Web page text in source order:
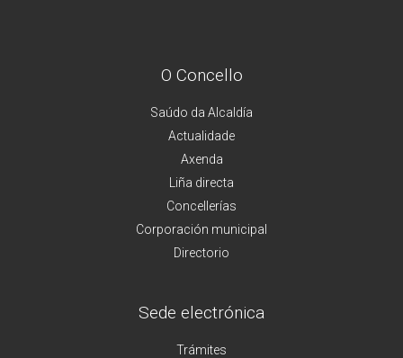
O Concello
Saúdo da Alcaldía
Actualidade
Axenda
Liña directa
Concellerías
Corporación municipal
Directorio
Sede electrónica
Trámites